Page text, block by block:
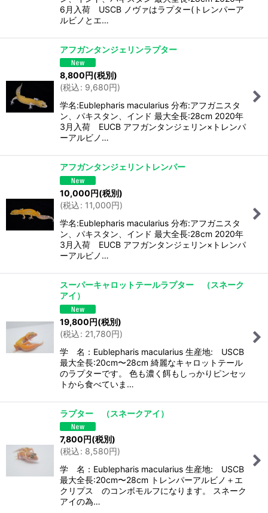
6月入荷 USCB ノヴァはラプター(トレンパーア
ルビノとエ…
アフガンタンジェリンラプター
8,800円(税別)
(税込: 9,680円)
学名:Eublepharis macularius 分布:アフガニスタ
ン、パキスタン、インド 最大全長:28cm 2020年
3月入荷 EUCB アフガンタンジェリン×トレンパ
ーアルビノ…
アフガンタンジェリントレンパー
10,000円(税別)
(税込: 11,000円)
学名:Eublepharis macularius 分布:アフガニスタ
ン、パキスタン、インド 最大全長:28cm 2020年
3月入荷 EUCB アフガンタンジェリン×トレンパ
ーアルビノ…
スーパーキャロットテールラプター （スネーク
アイ）
19,800円(税別)
(税込: 21,780円)
学 名：Eublepharis macularius 生産地: USCB
最大全長:20cm〜28cm 綺麗なキャロットテール
のラプターです。 色も濃く餌もしっかりピンセッ
トから食べていま…
ラプター （スネークアイ）
7,800円(税別)
(税込: 8,580円)
学 名：Eublepharis macularius 生産地: USCB
最大全長:20cm〜28cm トレンパーアルビノ＋エ
クリプス のコンボモルフになります。 スネーク
アイの為…